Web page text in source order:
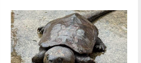
火耀云桥品滇味！大板桥云桥社区火把
节长街宴解锁民俗美食新体验
2026-08-07 11:32:19